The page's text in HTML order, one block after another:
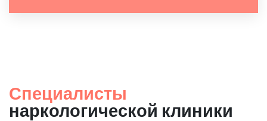
Специалисты
наркологической клиники